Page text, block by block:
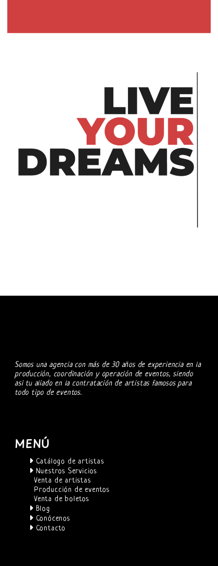
Somos una agencia con más de 30 años de experiencia en la
producción, coordinación y operación de eventos, siendo
asi tu aliado en la contratación de artistas famosos para
todo tipo de eventos.
MENÚ
Catálogo de artistas
Nuestros Servicios
Venta de artistas
Producción de eventos
Venta de boletos
Blog
Conócenos
Contacto